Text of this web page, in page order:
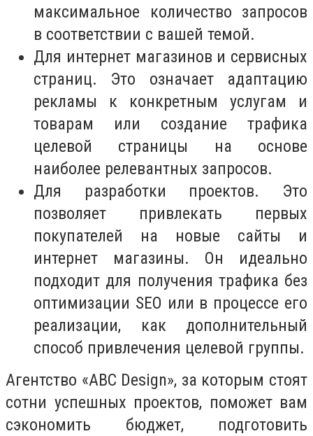
максимальное количество запросов
в соответствии с вашей темой.
Для интернет магазинов и сервисных
страниц. Это означает адаптацию
рекламы к конкретным услугам и
товарам или создание трафика
целевой страницы на основе
наиболее релевантных запросов.
Для разработки проектов. Это
позволяет привлекать первых
покупателей на новые сайты и
интернет магазины. Он идеально
подходит для получения трафика без
оптимизации SEO или в процессе его
реализации, как дополнительный
способ привлечения целевой группы.
Агентство «ABC Design», за которым стоят
сотни успешных проектов, поможет вам
сэкономить бюджет, подготовить